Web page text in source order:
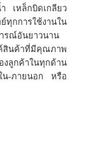
เหล็กบิดเกลียว
กการใช้งานใน
รณ์อันยาวนาน
สินค้าที่มีคุณภาพ
งลูกค้าในทุกด้าน
น-ภายนอก หรือ